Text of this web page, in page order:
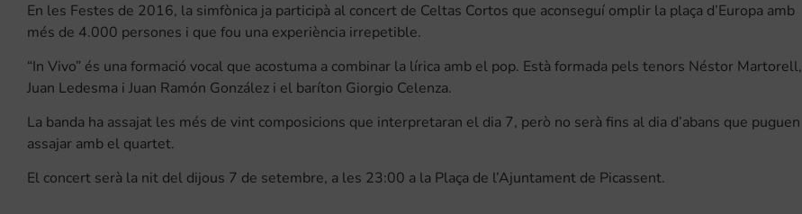
En les Festes de 2016, la simfònica ja participà al concert de Celtas Cortos que aconseguí omplir la plaça d’Europa amb
més de 4.000 persones i que fou una experiència irrepetible.
“In Vivo” és una formació vocal que acostuma a combinar la lírica amb el pop. Està formada pels tenors Néstor Martorell,
Juan Ledesma i Juan Ramón González i el baríton Giorgio Celenza.
La banda ha assajat les més de vint composicions que interpretaran el dia 7, però no serà fins al dia d’abans que puguen
assajar amb el quartet.
El concert serà la nit del dijous 7 de setembre, a les 23:00 a la Plaça de l’Ajuntament de Picassent.